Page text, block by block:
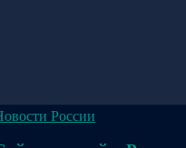
России